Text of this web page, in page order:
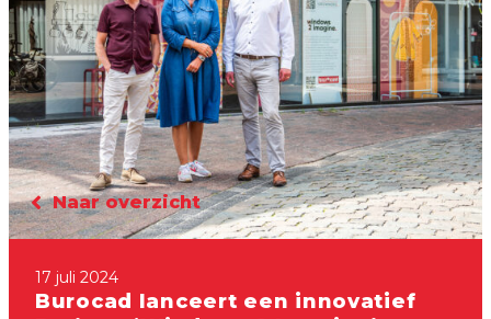
Naar overzicht
17 juli 2024
Burocad lanceert een innovatief